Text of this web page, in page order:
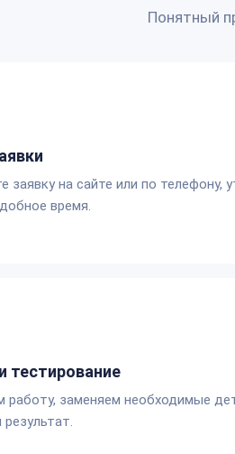
Понятный
заявку на сайте или по телефону,
время.
тестирование
работу, заменяем необходимые